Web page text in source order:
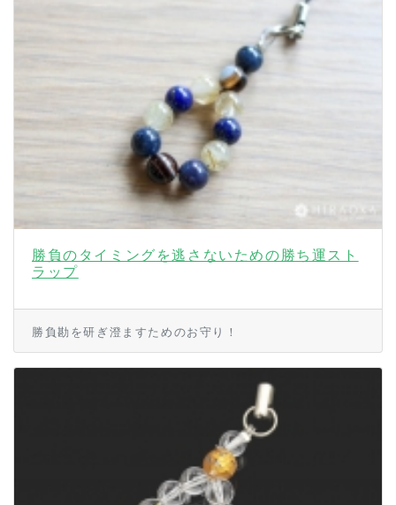
勝負のタイミングを逃さないための勝ち運スト
ラップ
勝負勘を研ぎ澄ますためのお守り！